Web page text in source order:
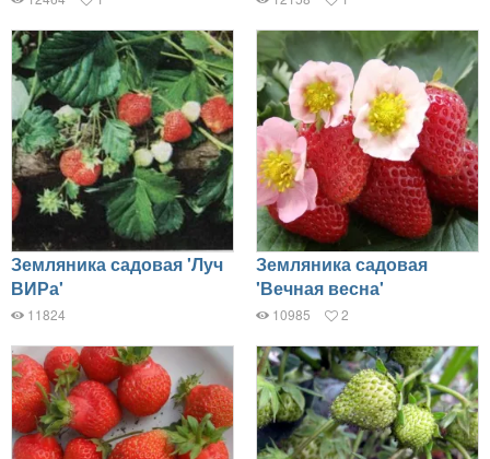
Земляника садовая 'Луч
ВИРа'
11824
Земляника садовая
'Вечная весна'
10985 2